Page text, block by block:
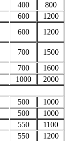
400
800
600
1200
600
1200
700
1500
700
1600
1000
2000
500
1000
500
1000
550
1100
550
1200